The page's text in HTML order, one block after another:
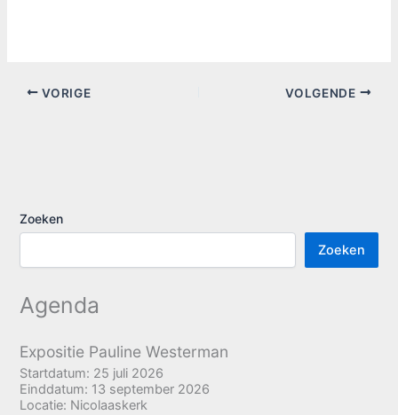
VORIGE VOLGENDE
Zoeken
Zoeken
Agenda
Expositie Pauline Westerman
Startdatum: 25 juli 2026
Einddatum: 13 september 2026
Locatie: Nicolaaskerk